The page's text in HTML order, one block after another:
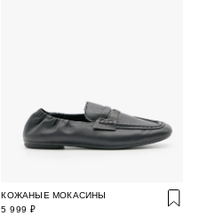
КОЖАНЫЕ МОКАСИНЫ
5 999 ₽